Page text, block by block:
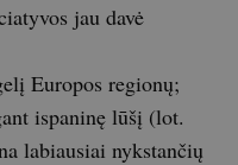
jau davė
Europos regionų;
ispaninę lūšį (lot.
labiausiai nykstančių